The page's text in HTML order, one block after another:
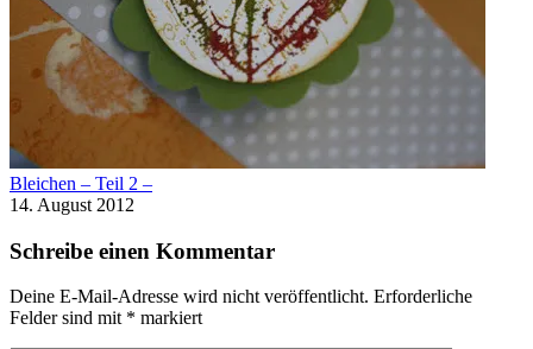
Bleichen – Teil 2 –
14. August 2012
Schreibe einen Kommentar
Deine E-Mail-Adresse wird nicht veröffentlicht. Erforderliche
Felder sind mit * markiert